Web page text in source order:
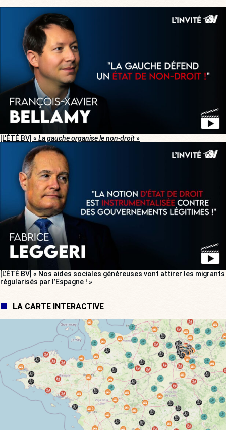
[L’ÉTÉ BV] « La gauche organise le non-droit»
[L’ÉTÉ BV] « Nos aides sociales généreuses vont attirer les migrants
régularisés par l’Espagne ! »
LA CARTE INTERACTIVE